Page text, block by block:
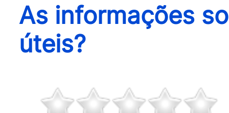
As informações
úteis?